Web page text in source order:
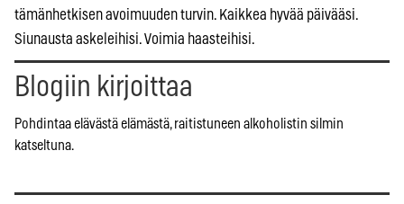
tämänhetkisen avoimuuden turvin. Kaikkea hyvää päivääsi.
Siunausta askeleihisi. Voimia haasteihisi.
Blogiin kirjoittaa
Pohdintaa elävästä elämästä, raitistuneen alkoholistin silmin
katseltuna.